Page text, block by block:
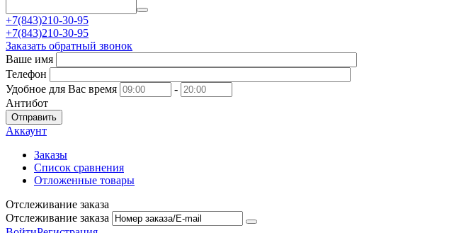
+7(843)210-30-95
+7(843)210-30-95
Заказать обратный звонок
Ваше имя
Телефон
Удобное для Вас время
-
Антибот
Отправить
Аккаунт
Заказы
Список сравнения
Отложенные товары
Отслеживание заказа
Отслеживание заказа